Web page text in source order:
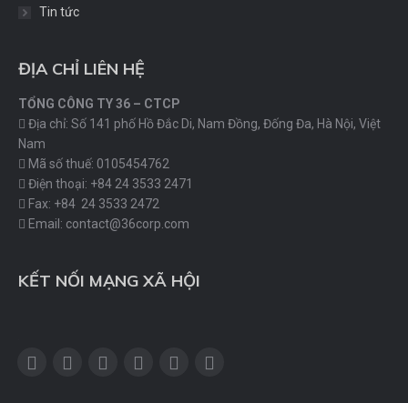
Tin tức
ĐỊA CHỈ LIÊN HỆ
TỔNG CÔNG TY 36 – CTCP
Địa chỉ: Số 141 phố Hồ Đắc Di, Nam Đồng, Đống Đa, Hà Nội, Việt
Nam
Mã số thuế: 0105454762
Điện thoại: +84 24 3533 2471
Fax: +84 24 3533 2472
Email: contact@36corp.com
KẾT NỐI MẠNG XÃ HỘI
FacebookTwitterLinkedinGoogle+PinterestYouTube